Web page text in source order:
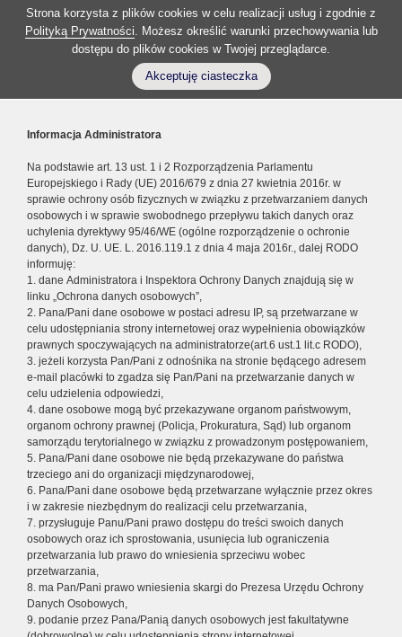
Strona korzysta z plików cookies w celu realizacji usług i zgodnie z
Polityką Prywatności. Możesz określić warunki przechowywania lub
dostępu do plików cookies w Twojej przeglądarce.
Akceptuję ciasteczka
Informacja Administratora
Na podstawie art. 13 ust. 1 i 2 Rozporządzenia Parlamentu
Europejskiego i Rady (UE) 2016/679 z dnia 27 kwietnia 2016r. w
sprawie ochrony osób fizycznych w związku z przetwarzaniem danych
osobowych i w sprawie swobodnego przepływu takich danych oraz
uchylenia dyrektywy 95/46/WE (ogólne rozporządzenie o ochronie
danych), Dz. U. UE. L. 2016.119.1 z dnia 4 maja 2016r., dalej RODO
informuję:
1. dane Administratora i Inspektora Ochrony Danych znajdują się w
linku „Ochrona danych osobowych”,
2. Pana/Pani dane osobowe w postaci adresu IP, są przetwarzane w
celu udostępniania strony internetowej oraz wypełnienia obowiązków
prawnych spoczywających na administratorze(art.6 ust.1 lit.c RODO),
3. jeżeli korzysta Pan/Pani z odnośnika na stronie będącego adresem
e-mail placówki to zgadza się Pan/Pani na przetwarzanie danych w
celu udzielenia odpowiedzi,
4. dane osobowe mogą być przekazywane organom państwowym,
organom ochrony prawnej (Policja, Prokuratura, Sąd) lub organom
samorządu terytorialnego w związku z prowadzonym postępowaniem,
5. Pana/Pani dane osobowe nie będą przekazywane do państwa
trzeciego ani do organizacji międzynarodowej,
6. Pana/Pani dane osobowe będą przetwarzane wyłącznie przez okres
i w zakresie niezbędnym do realizacji celu przetwarzania,
7. przysługuje Panu/Pani prawo dostępu do treści swoich danych
osobowych oraz ich sprostowania, usunięcia lub ograniczenia
przetwarzania lub prawo do wniesienia sprzeciwu wobec
przetwarzania,
8. ma Pan/Pani prawo wniesienia skargi do Prezesa Urzędu Ochrony
Danych Osobowych,
9. podanie przez Pana/Panią danych osobowych jest fakultatywne